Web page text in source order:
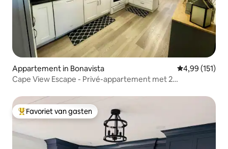
Appartement in Bonavista Gemiddelde
4,99 (151)
Cape View Escape - Privé-appartement met 2
Topfavoriet van gasten
Favoriet van gasten